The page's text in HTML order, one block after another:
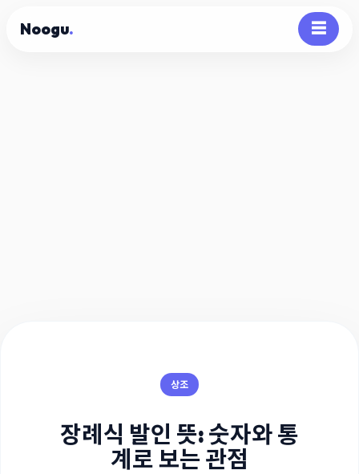
Noogu. ☰
상조
장례식 발인 뜻: 숫자와 통
계로 보는 관점